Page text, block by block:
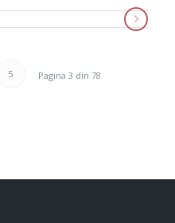
Pagina 3 din 78
5